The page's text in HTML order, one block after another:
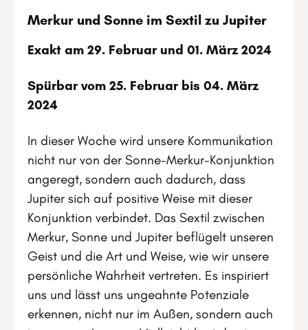
Merkur und Sonne im Sextil zu Jupiter
Exakt am 29. Februar und 01. März 2024
Spürbar vom 25. Februar bis 04. März
2024
In dieser Woche wird unsere Kommunikation
nicht nur von der Sonne-Merkur-Konjunktion
angeregt, sondern auch dadurch, dass
Jupiter sich auf positive Weise mit dieser
Konjunktion verbindet. Das Sextil zwischen
Merkur, Sonne und Jupiter beflügelt unseren
Geist und die Art und Weise, wie wir unsere
persönliche Wahrheit vertreten. Es inspiriert
uns und lässt uns ungeahnte Potenziale
erkennen, nicht nur im Außen, sondern auch